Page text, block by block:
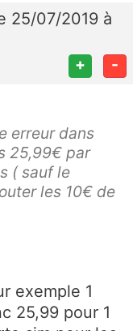
25/07/2019 à
+ -
erreur dans
25,99€ par
( sauf le
les 10€ de
exemple 1
25,99 pour 1